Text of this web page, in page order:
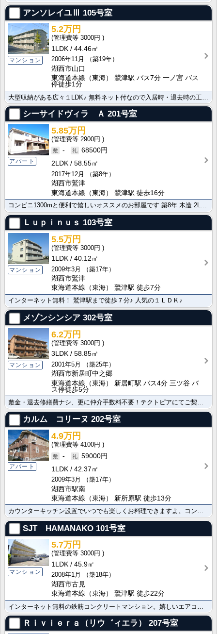
アンソレイユⅢ 105号室
マンション
5.2万円
3000円
1LDK
44.46㎡
2006年11月
（築19年）
湖西市山口
東海道本線（東海） 鷲津駅 バス7分 一ノ宮 バス
停徒歩1分
シーサイドヴィラ Ａ 201号室
アパート
5.85万円
2900円
-
68500円
2LDK
58.55㎡
2017年12月
（築8年）
湖西市鷲津
東海道本線（東海） 鷲津駅 徒歩16分
コンビニ1300mと便利で嬉しいオススメのお部屋です 築8年 木造 2LDK 魅力的な物件です。ネッ･･･
Ｌｕｐｉｎｕｓ 103号室
マンション
5.5万円
3000円
1LDK
40.12㎡
2009年3月
（築17年）
湖西市鷲津
東海道本線（東海） 鷲津駅 徒歩7分
インターネット無料！ 鷲津駅まで徒歩７分♪ 人気の１ＬＤＫ♪
メゾンシンシア 302号室
マンション
6.2万円
3000円
3LDK
58.85㎡
2001年5月
（築25年）
湖西市新居町中之郷
東海道本線（東海） 新居町駅 バス4分 三ツ谷 バ
ス停徒歩5分
カルム コリーヌ 202号室
アパート
4.9万円
4100円
-
59000円
1LDK
42.37㎡
2009年3月
（築17年）
湖西市駅南
東海道本線（東海） 新所原駅 徒歩13分
SJT HAMANAKO 101号室
マンション
5.7万円
3000円
1LDK
45.9㎡
2008年1月
（築18年）
湖西市古見
東海道本線（東海） 鷲津駅 徒歩22分
Ｒｉｖｉｅｒａ（リウ゛ィエラ） 207号室